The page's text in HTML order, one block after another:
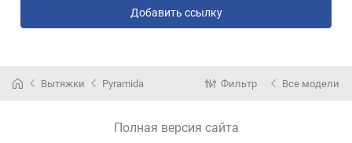
Добавить ссылку
Вытяжки Pyramida Фильтр Все модели
Полная версия сайта